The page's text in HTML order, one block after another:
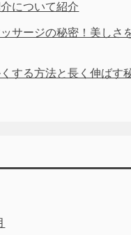
について紹介
サージの秘密！美しさ
する方法と長く伸ばす